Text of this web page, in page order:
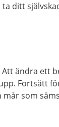
ditt
ändra ett
Fortsätt
mår som